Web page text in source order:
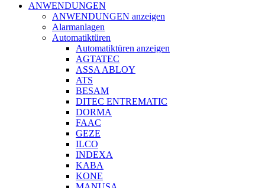
ANWENDUNGEN
ANWENDUNGEN anzeigen
Alarmanlagen
Automatiktüren
Automatiktüren anzeigen
AGTATEC
ASSA ABLOY
ATS
BESAM
DITEC ENTREMATIC
DORMA
FAAC
GEZE
ILCO
INDEXA
KABA
KONE